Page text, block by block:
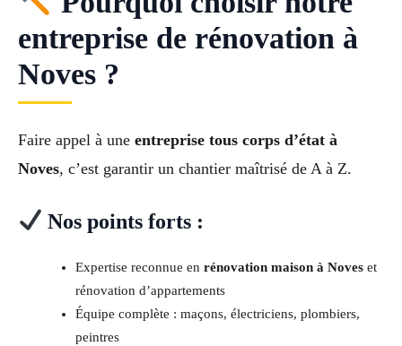
entreprise de rénovation à
Noves ?
Faire appel à une entreprise tous corps d’état à
Noves, c’est garantir un chantier maîtrisé de A à Z.
Nos points forts :
Expertise reconnue en rénovation maison à Noveset
rénovation d’appartements
Équipe complète : maçons, électriciens, plombiers,
peintres